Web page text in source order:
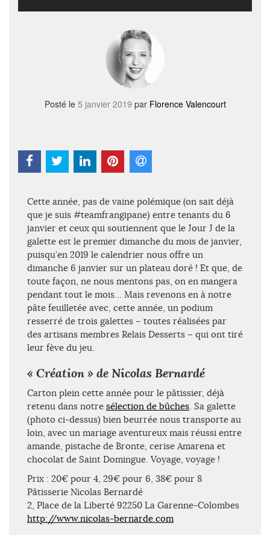
Posté le 5 janvier 2019 par Florence Valencourt
Cette année, pas de vaine polémique (on sait déjà
que je suis #teamfrangipane) entre tenants du 6
janvier et ceux qui soutiennent que le Jour J de la
galette est le premier dimanche du mois de janvier,
puisqu’en 2019 le calendrier nous offre un
dimanche 6 janvier sur un plateau doré ! Et que, de
toute façon, ne nous mentons pas, on en mangera
pendant tout le mois… Mais revenons en à notre
pâte feuilletée avec, cette année, un podium
resserré de trois galettes – toutes réalisées par
des artisans membres Relais Desserts – qui ont tiré
leur fève du jeu.
« Création » de Nicolas Bernardé
Carton plein cette année pour le pâtissier, déjà
retenu dans notre sélection de bûches . Sa galette
(photo ci-dessus) bien beurrée nous transporte au
loin, avec un mariage aventureux mais réussi entre
amande, pistache de Bronte, cerise Amarena et
chocolat de Saint Domingue. Voyage, voyage !
Prix : 20€ pour 4, 29€ pour 6, 38€ pour 8
Pâtisserie Nicolas Bernardé
2, Place de la Liberté 92250 La Garenne-Colombes
http://www.nicolas-bernarde.com